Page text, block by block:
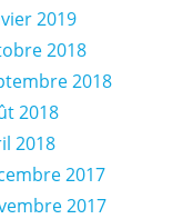
2019
2018
2018
2018
2018
2017
2017